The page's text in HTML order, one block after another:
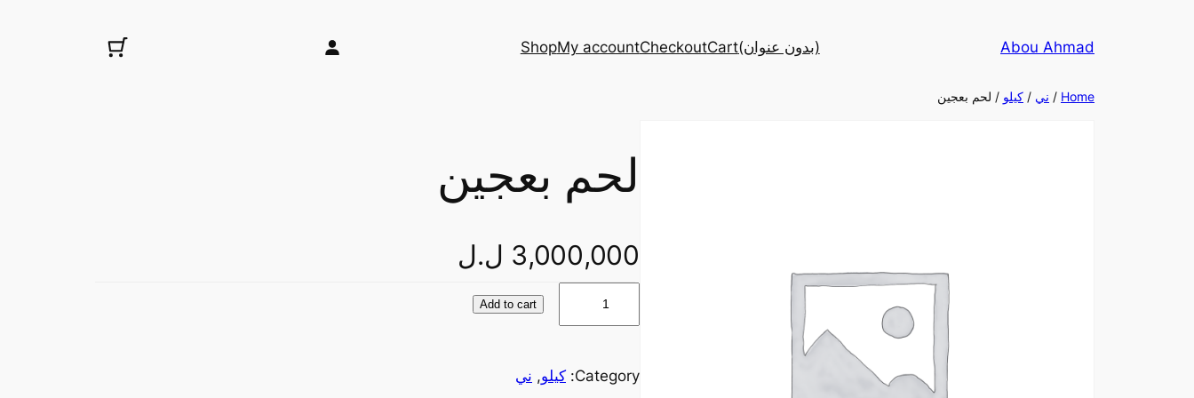
Abou Ahmad (بدون عنوان)Cart
Checkout
My account
Shop
Home
/ ني / كيلو / لحم بعجين
لحم بعجين
3,000,000 ل.ل
ع
Add to cart
Category: كيلو, ني